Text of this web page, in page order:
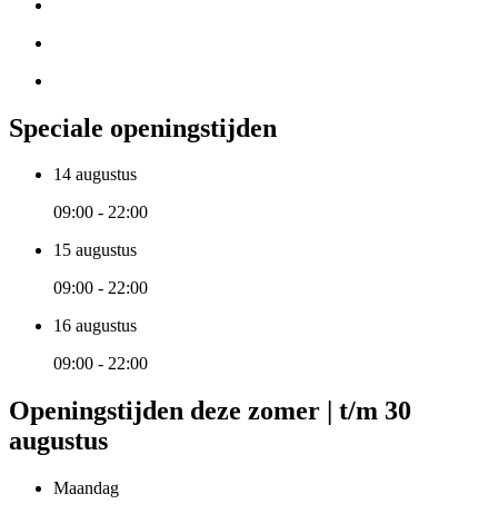
Speciale openingstijden
14 augustus
09:00 - 22:00
15 augustus
09:00 - 22:00
16 augustus
09:00 - 22:00
Openingstijden deze zomer | t/m 30
augustus
Maandag